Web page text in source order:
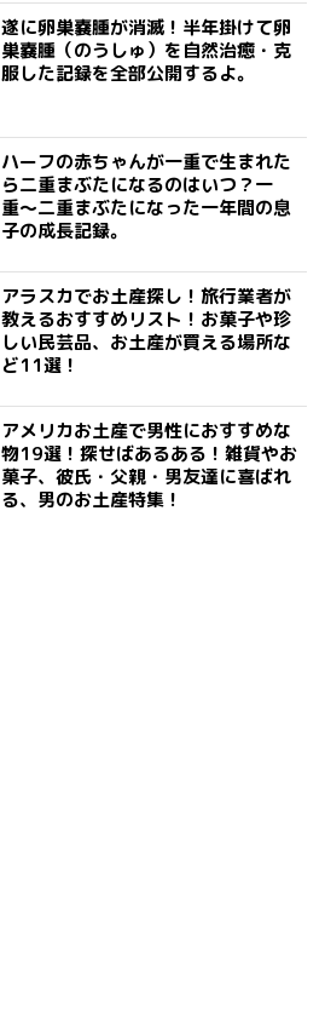
遂に卵巣嚢腫が消滅！半年掛けて卵
巣嚢腫（のうしゅ）を自然治癒・克
服した記録を全部公開するよ。
ハーフの赤ちゃんが一重で生まれた
ら二重まぶたになるのはいつ？一
重〜二重まぶたになった一年間の息
子の成長記録。
アラスカでお土産探し！旅行業者が
教えるおすすめリスト！お菓子や珍
しい民芸品、お土産が買える場所な
ど11選！
アメリカお土産で男性におすすめな
物19選！探せばあるある！雑貨やお
菓子、彼氏・父親・男友達に喜ばれ
る、男のお土産特集！